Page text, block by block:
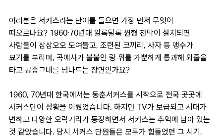
여러분은 서커스라는 단어를 들으면 가장 먼저 무엇이
떠오르나요? 1960·70년대 알록달록 원형 천막이 설치되면
사람들이 삼삼오오 모여들고, 조련된 코끼리, 사자 등 맹수가
묘기를 부리며, 곡예사가 불붙인 링 위를 가뿐하게 통과해 외줄을
타고 공중그네를 넘나드는 장면인가요?
1960, 70년대 한국에서는 동춘서커스를 시작으로 전국 곳곳에
서커스단이 성황을 이뤘었습니다. 하지만 TV가 보급되고 시대가
변하고 다양한 오락거리가 등장하면서 서커스는 추억에 남아 있는
것 같았습니다. 당시 서커스 단원들은 모두가 힘들었던 그 시기,